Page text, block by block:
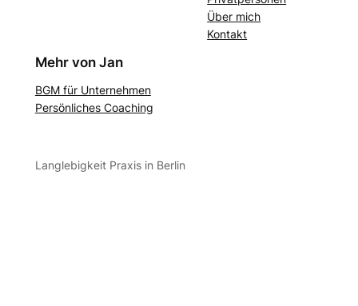
Über mich
Kontakt
Mehr von Jan
BGM für Unternehmen
Persönliches Coaching
Langlebigkeit Praxis in Berlin